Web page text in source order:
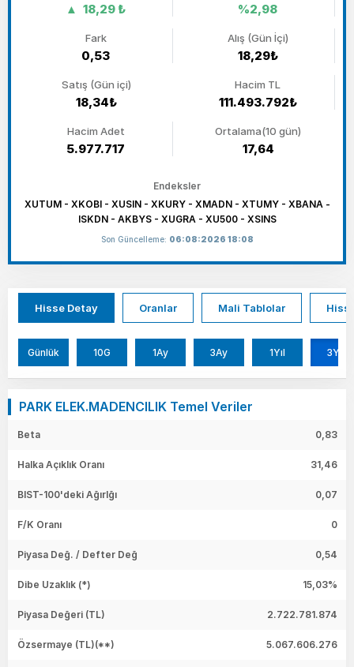
18,29 ₺ %2,98
Fark
0,53
Alış (Gün İçi)
18,29₺
Satış (Gün içi)
18,34₺
Hacim TL
111.493.792₺
Hacim Adet
5.977.717
Ortalama(10 gün)
17,64
Endeksler
XUTUM - XKOBI - XUSIN - XKURY - XMADN - XTUMY - XBANA -
ISKDN - AKBYS - XUGRA - XU500 - XSINS
Son Güncelleme: 06:08:2026 18:08
Hisse Detay Oranlar Mali Tablolar
Günlük 10G 1Ay 3Ay 1Yıl 3Yıl
PARK ELEK.MADENCILIK Temel Veriler
Beta 0,83
Halka Açıklık Oranı 31,46
BIST-100'deki Ağırlğı 0,07
F/K Oranı 0
Piyasa Değ. / Defter Değ 0,54
Dibe Uzaklık (*) 15,03%
Piyasa Değeri (TL) 2.722.781.874
Özsermaye (TL)(**) 5.067.606.276